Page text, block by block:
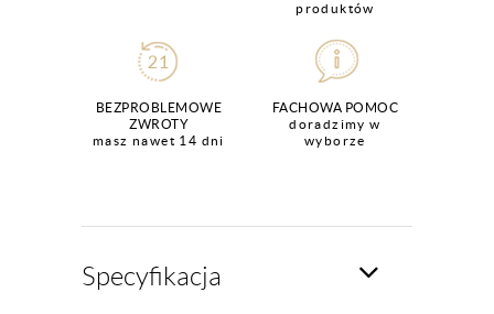
produktów
BEZPROBLEMOWE
ZWROTY
masz nawet 14 dni
FACHOWA POMOC
doradzimy w
wyborze
Specyfikacja